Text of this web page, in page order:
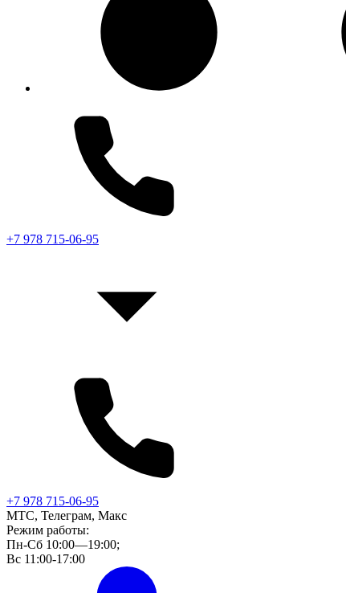
+7 978 715-06-95
+7 978 715-06-95
МТС, Телеграм, Макс
Режим работы:
Пн-Сб 10:00—19:00;
Вс 11:00-17:00